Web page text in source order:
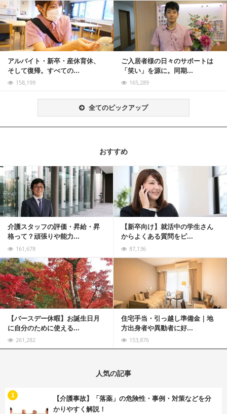
アルバイト・新卒・産休育休、
そして復帰。すべての...
158,199
ご入居者様の日々のサポートは
「笑い」を源に。同期...
165,289
記事を読む
全てのピックアップ
おすすめ
介護スタッフの評価・昇給・昇
格って？頑張りや能力...
161,678
【新卒向け】就活中の学生さん
からよくある質問をピ...
87,136
記事を読む
【バースデー休暇】お誕生日月
に自分のために使える...
261,282
住宅手当・引っ越し準備金｜地
方出身者や異動者に好...
153,876
記事を読む
人気の記事
【介護事故】「落薬」の危険性・事例・対策などを分
かりやすく解説！
1